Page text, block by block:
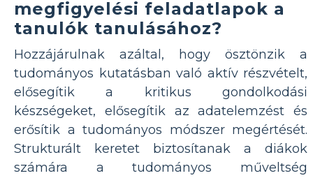
megfigyelési feladatlapok a
tanulók tanulásához?
Hozzájárulnak azáltal, hogy ösztönzik a
tudományos kutatásban való aktív részvételt,
elősegítik a kritikus gondolkodási
készségeket, elősegítik az adatelemzést és
erősítik a tudományos módszer megértését.
Strukturált keretet biztosítanak a diákok
számára a tudományos műveltség